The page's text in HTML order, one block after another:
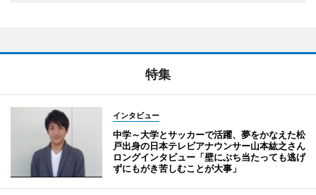
特集
インタビュー
中学～大学とサッカーで活躍、夢をかなえた松
戸出身の日本テレビアナウンサー山本紘之さん
ロングインタビュー「壁にぶち当たっても逃げ
ずにもがき苦しむことが大事」